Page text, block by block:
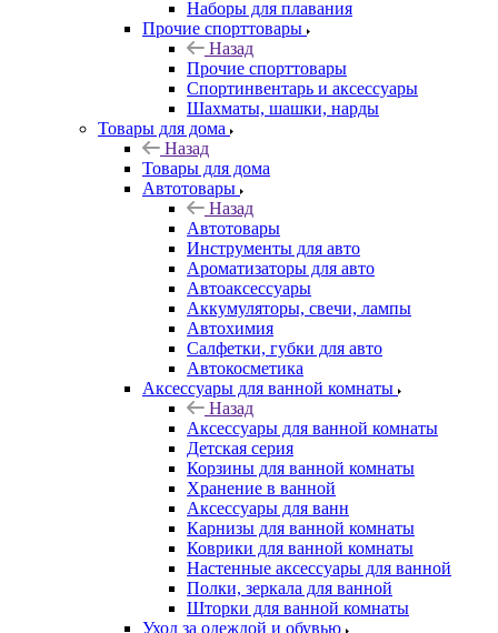
Наборы для плавания
Прочие спорттовары
Назад
Прочие спорттовары
Спортинвентарь и аксессуары
Шахматы, шашки, нарды
Товары для дома
Назад
Товары для дома
Автотовары
Назад
Автотовары
Инструменты для авто
Ароматизаторы для авто
Автоаксессуары
Аккумуляторы, свечи, лампы
Автохимия
Салфетки, губки для авто
Автокосметика
Аксессуары для ванной комнаты
Назад
Аксессуары для ванной комнаты
Детская серия
Корзины для ванной комнаты
Хранение в ванной
Аксессуары для ванн
Карнизы для ванной комнаты
Коврики для ванной комнаты
Настенные аксессуары для ванной
Полки, зеркала для ванной
Шторки для ванной комнаты
Уход за одеждой и обувью